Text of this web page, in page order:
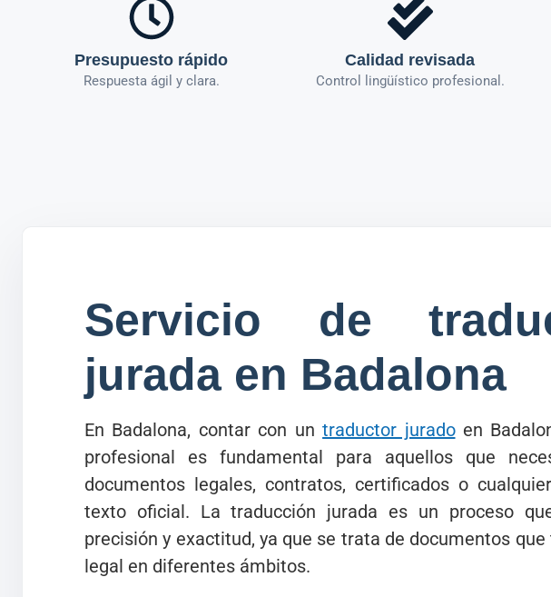
Presupuesto rápido
Respuesta ágil y clara.
Calidad revisada
Control lingüístico profesional.
Servicio de
jurada en Badalona
En Badalona, contar con untraductor juradoen
profesional es fundamental para aquellos que
documentos legales, contratos, certificados o
texto oficial. La traducción jurada es un proceso
precisión y exactitud, ya que se trata de documentos
legal en diferentes ámbitos.